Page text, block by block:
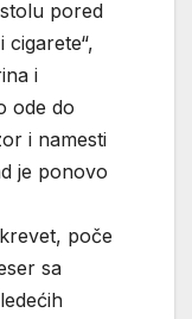
pored
cigarete“,
i
ode do
i namesti
je ponovo
poče
sa